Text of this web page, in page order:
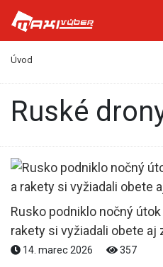
Úvod
ruské
Rusko podniklo nočný
rakety si vyžiadali obete aj
14. marec 2026 357